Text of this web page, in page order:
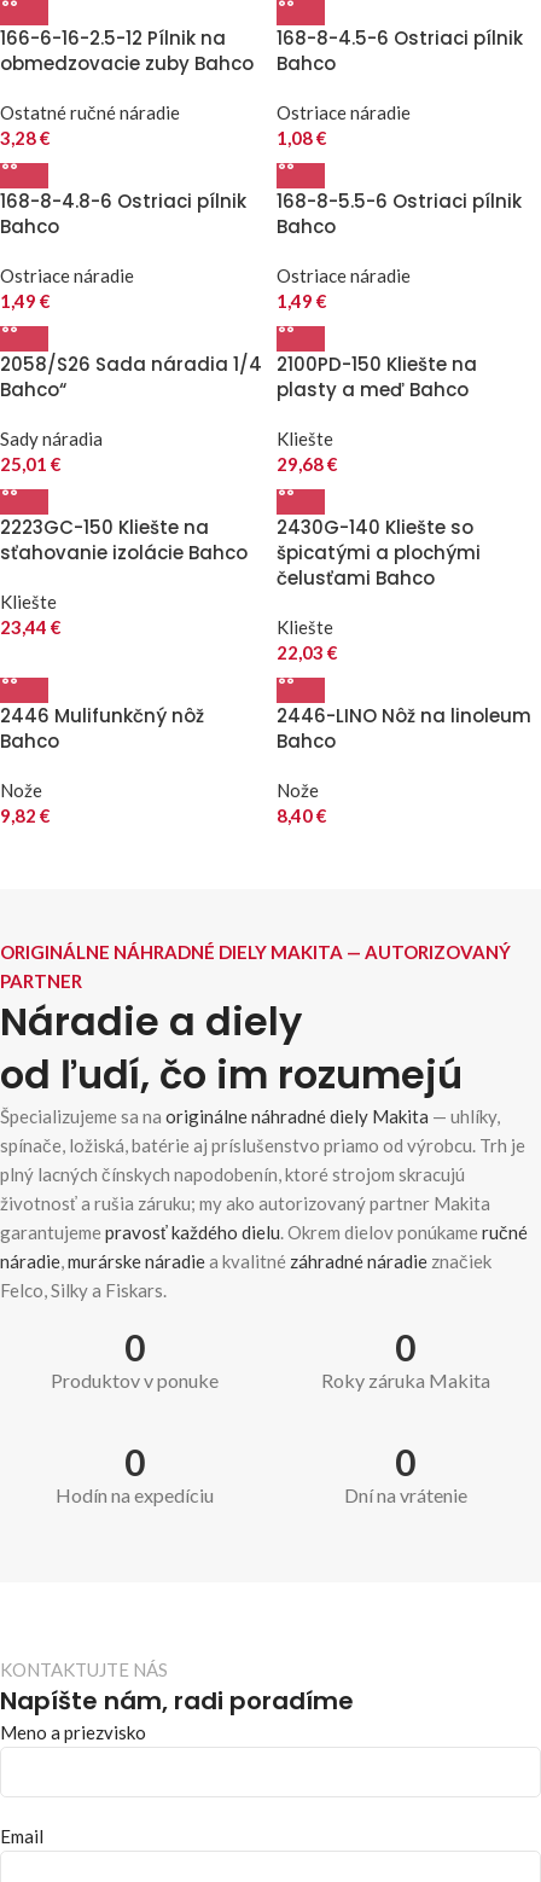
166-6-16-2.5-12 Pílnik na
obmedzovacie zuby Bahco
Ostatné ručné náradie
3,28€
168-8-4.5-6 Ostriaci pílnik
Bahco
Ostriace náradie
1,08€
168-8-4.8-6 Ostriaci pílnik
Bahco
Ostriace náradie
1,49 €
168-8-5.5-6 Ostriaci pílnik
Bahco
Ostriace náradie
1,49 €
2058/S26 Sada náradia 1/4
Bahco“
Sady náradia
25,01 €
2100PD-150 Kliešte na
plasty a meď Bahco
Kliešte
29,68€
2223GC-150 Kliešte na
sťahovanie izolácie Bahco
Kliešte
23,44 €
2430G-140 Kliešte so
špicatými a plochými
čelusťami Bahco
Kliešte
22,03 €
2446 Mulifunkčný nôž
Bahco
Nože
9,82 €
2446-LINO Nôž na linoleum
Bahco
Nože
8,40€
ORIGINÁLNE NÁHRADNÉ DIELY MAKITA — AUTORIZOVANÝ
PARTNER
Náradie a diely
od ľudí, čo im rozumejú
Špecializujeme sa na originálne náhradné diely Makita — uhlíky,
spínače, ložiská, batérie aj príslušenstvo priamo od výrobcu. Trh je
plný lacných čínskych napodobenín, ktoré strojom skracujú
životnosť a rušia záruku; my ako autorizovaný partner Makita
garantujemepravosť každého dielu. Okrem dielov ponúkameručné
náradie,murárske náradiea kvalitné záhradné náradie značiek
Felco, Silky a Fiskars.
0
Produktov v ponuke
0
Roky záruka Makita
0
Hodín na expedíciu
0
Dní na vrátenie
KONTAKTUJTE NÁS
Napíšte nám, radi poradíme
Meno a priezvisko
Email